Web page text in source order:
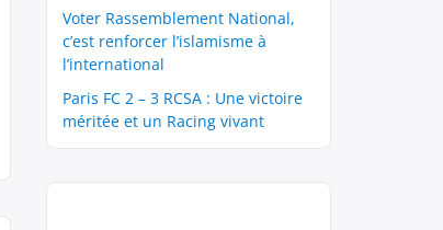
Voter Rassemblement National,
c’est renforcer l’islamisme à
l’international
Paris FC 2 – 3 RCSA : Une victoire
méritée et un Racing vivant